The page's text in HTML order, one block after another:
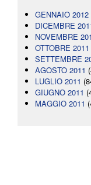
GENNAIO 2012
DICEMBRE
NOVEMBRE
OTTOBRE 2011
SETTEMBRE
AGOSTO 2011
LUGLIO 2011
GIUGNO 2011
MAGGIO 2011